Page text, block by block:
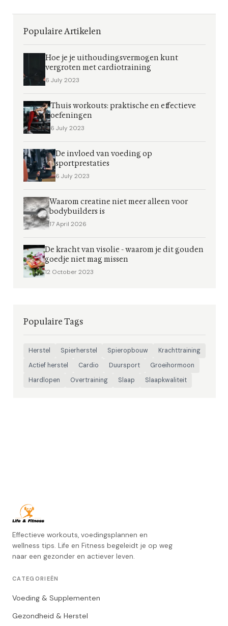
Populaire Artikelen
Hoe je je uithoudingsvermogen kunt
vergroten met cardiotraining
6 July 2023
Thuis workouts: praktische en effectieve
oefeningen
6 July 2023
De invloed van voeding op
sportprestaties
6 July 2023
Waarom creatine niet meer alleen voor
bodybuilders is
17 April 2026
De kracht van visolie - waarom je dit gouden
goedje niet mag missen
12 October 2023
Populaire Tags
Herstel Spierherstel Spieropbouw
Krachttraining
Actief herstel
Cardio Duursport
Groeihormoon
Hardlopen
Overtraining Slaap Slaapkwaliteit
Effectieve workouts, voedingsplannen en
wellness tips. Life en Fitness begeleidt je op weg
naar een gezonder en actiever leven.
CATEGORIEËN
Voeding & Supplementen
Gezondheid & Herstel